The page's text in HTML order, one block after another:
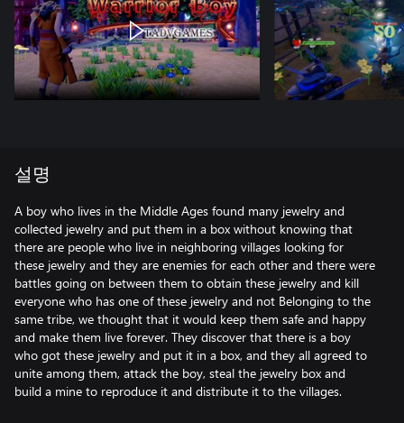
설명
A boy who lives in the Middle Ages found many jewelry and
collected jewelry and put them in a box without knowing that
there are people who live in neighboring villages looking for
these jewelry and they are enemies for each other and there were
battles going on between them to obtain these jewelry and kill
everyone who has one of these jewelry and not Belonging to the
same tribe, we thought that it would keep them safe and happy
and make them live forever. They discover that there is a boy
who got these jewelry and put it in a box, and they all agreed to
unite among them, attack the boy, steal the jewelry box and
build a mine to reproduce it and distribute it to the villages.